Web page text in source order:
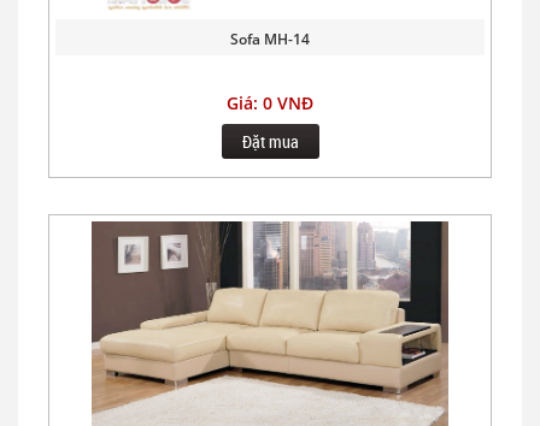
Sofa MH-14
Giá: 0 VNĐ
Đặt mua